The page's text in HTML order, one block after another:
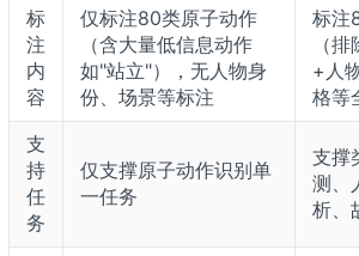
标
注
内
容
仅标注80类原子动作
（含大量低信息动作
如"站立"），无人物身
份、场景等标注
标注
（
+人
格等
支
持
任
务
仅支撑原子动作识别单
一任务
支撑
测、
析、